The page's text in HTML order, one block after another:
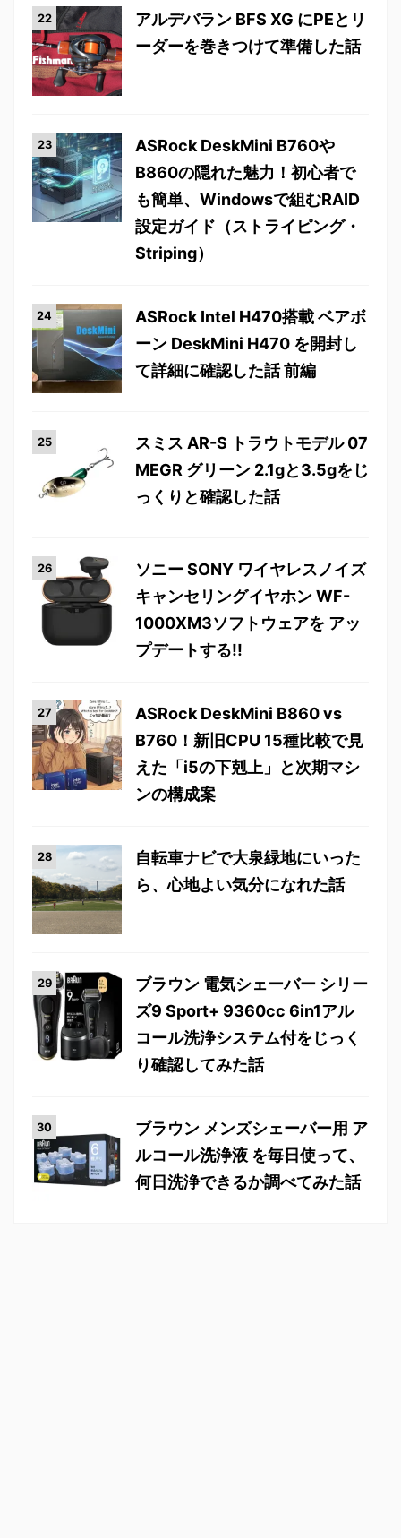
アルデバラン BFS XG にPEとリ
ーダーを巻きつけて準備した話
ASRock DeskMini B760や
B860の隠れた魅力！初心者で
も簡単、Windowsで組むRAID
設定ガイド（ストライピング・
Striping）
ASRock Intel H470搭載 ベアボ
ーン DeskMini H470 を開封し
て詳細に確認した話 前編
スミス AR-S トラウトモデル 07
MEGR グリーン 2.1gと3.5gをじ
っくりと確認した話
ソニー SONY ワイヤレスノイズ
キャンセリングイヤホン WF-
1000XM3ソフトウェアを アッ
プデートする!!
ASRock DeskMini B860 vs
B760！新旧CPU 15種比較で見
えた「i5の下剋上」と次期マシ
ンの構成案
自転車ナビで大泉緑地にいった
ら、心地よい気分になれた話
ブラウン 電気シェーバー シリー
ズ9 Sport+ 9360cc 6in1アル
コール洗浄システム付をじっく
り確認してみた話
ブラウン メンズシェーバー用 ア
ルコール洗浄液 を毎日使って、
何日洗浄できるか調べてみた話